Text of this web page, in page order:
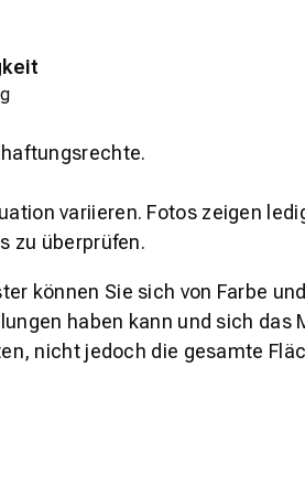
variieren. Fotos zeigen
zu überprüfen.
können Sie sich von Farbe
haben kann und sich
nicht jedoch die gesamte